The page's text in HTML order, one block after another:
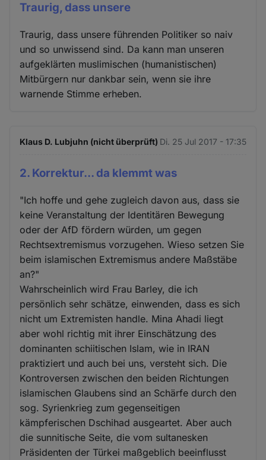
Traurig, dass unsere
Traurig, dass unsere führenden Politiker so naiv
und so unwissend sind. Da kann man unseren
aufgeklärten muslimischen (humanistischen)
Mitbürgern nur dankbar sein, wenn sie ihre
warnende Stimme erheben.
Klaus D. Lubjuhn (nicht überprüft) Di. 25 Jul 2017 - 17:35
2. Korrektur... da klemmt was
"Ich hoffe und gehe zugleich davon aus, dass sie
keine Veranstaltung der Identitären Bewegung
oder der AfD fördern würden, um gegen
Rechtsextremismus vorzugehen. Wieso setzen Sie
beim islamischen Extremismus andere Maßstäbe
an?"
Wahrscheinlich wird Frau Barley, die ich
persönlich sehr schätze, einwenden, dass es sich
nicht um Extremisten handle. Mina Ahadi liegt
aber wohl richtig mit ihrer Einschätzung des
dominanten schiitischen Islam, wie in IRAN
praktiziert und auch bei uns, versteht sich. Die
Kontroversen zwischen den beiden Richtungen
islamischen Glaubens sind an Schärfe durch den
sog. Syrienkrieg zum gegenseitigen
kämpferischen Dschihad ausgeartet. Aber auch
die sunnitische Seite, die vom sultanesken
Präsidenten der Türkei maßgeblich beeinflusst